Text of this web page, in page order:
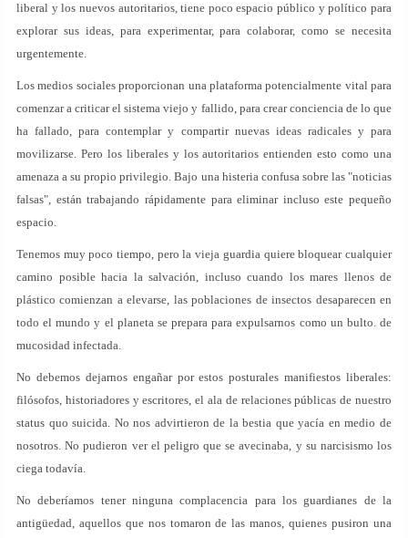
liberal y los nuevos autoritarios, tiene poco espacio público y político para
explorar sus ideas, para experimentar, para colaborar, como se necesita
urgentemente.
Los medios sociales proporcionan una plataforma potencialmente vital para
comenzar a criticar el sistema viejo y fallido, para crear conciencia de lo que
ha fallado, para contemplar y compartir nuevas ideas radicales y para
movilizarse. Pero los liberales y los autoritarios entienden esto como una
amenaza a su propio privilegio. Bajo una histeria confusa sobre las "noticias
falsas", están trabajando rápidamente para eliminar incluso este pequeño
espacio.
Tenemos muy poco tiempo, pero la vieja guardia quiere bloquear cualquier
camino posible hacia la salvación, incluso cuando los mares llenos de
plástico comienzan a elevarse, las poblaciones de insectos desaparecen en
todo el mundo y el planeta se prepara para expulsarnos como un bulto. de
mucosidad infectada.
No debemos dejarnos engañar por estos posturales manifiestos liberales:
filósofos, historiadores y escritores, el ala de relaciones públicas de nuestro
status quo suicida. No nos advirtieron de la bestia que yacía en medio de
nosotros. No pudieron ver el peligro que se avecinaba, y su narcisismo los
ciega todavía.
No deberíamos tener ninguna complacencia para los guardianes de la
antigüedad, aquellos que nos tomaron de las manos, quienes pusiron una